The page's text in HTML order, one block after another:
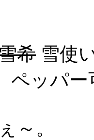
希 雪使
ペッパ
～。